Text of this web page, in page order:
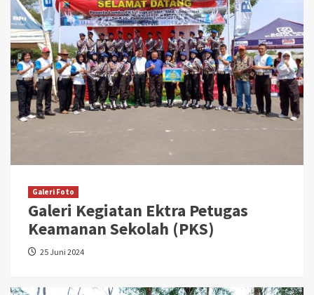
Galeri Foto
Galeri Kegiatan Ektra Petugas
Keamanan Sekolah (PKS)
25 Juni 2024